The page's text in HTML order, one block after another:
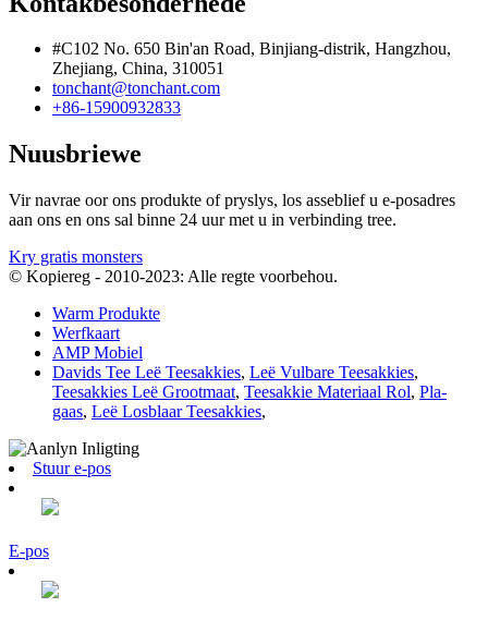
#C102 No. 650 Bin'an Road, Binjiang-distrik, Hangzhou,
Zhejiang, China, 310051
tonchant@tonchant.com
+86-15900932833
Nuusbriewe
Vir navrae oor ons produkte of pryslys, los asseblief u e-posadres
aan ons en ons sal binne 24 uur met u in verbinding tree.
Kry gratis monsters
© Kopiereg - 2010-2023: Alle regte voorbehou.
Warm Produkte
Werfkaart
AMP Mobiel
Davids Tee Leë Teesakkies, Leë Vulbare Teesakkies,
Teesakkies Leë Grootmaat, Teesakkie Materiaal Rol, Pla-
gaas, Leë Losblaar Teesakkies,
Stuur e-pos
E-pos